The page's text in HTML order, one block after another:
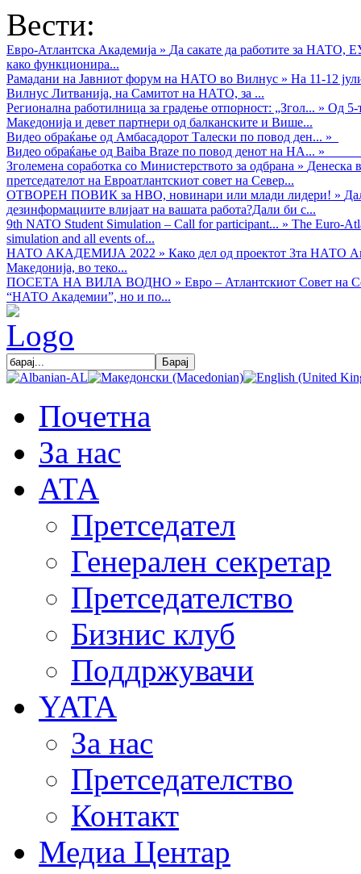
Вести:
Евро-Атлантска Академија » Да сакате да работите за НАТО,
како функционира...
Рамадани на Јавниот форум на НАТО во Вилнус » На 11-12
Вилнус Литванија, на Самитот на НАТО, за ...
Регионална работилница за градење отпорност: „Згол... » Од 5-
Македонија и девет партнери од балканските и Више...
Видео обраќањe од Амбасадорот Талески по повод ден... »
Видео обраќање од Baiba Braze по повод денот на НА... »
Зголемена соработка со Министерството за одбрана » Денеска
претседателот на Евроатлантскиот совет на Север...
ОТВОРЕН ПОВИК за НВО, новинари или млади лидери! »
дезинформациите влијаат на вашата работа?Дали би с...
9th NATO Student Simulation – Call for participant... » The Euro-
simulation and all events of...
НАТО АКАДЕМИЈА 2022 » Како дел од проектот 3та НАТО
Македонија, во теко...
ПОСЕТА НА ВИЛА ВОДНО » Евро – Атлантскиот Совет на
“НАТО Академии”, но и по...
Почетна
За нас
АТА
Претседател
Генерален секретар
Претседателство
Бизнис клуб
Поддржувачи
YATA
За нас
Претседателство
Контакт
Медиа Центар